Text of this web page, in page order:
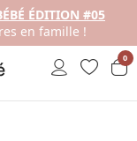
ÉDITION #05
en famille !
0